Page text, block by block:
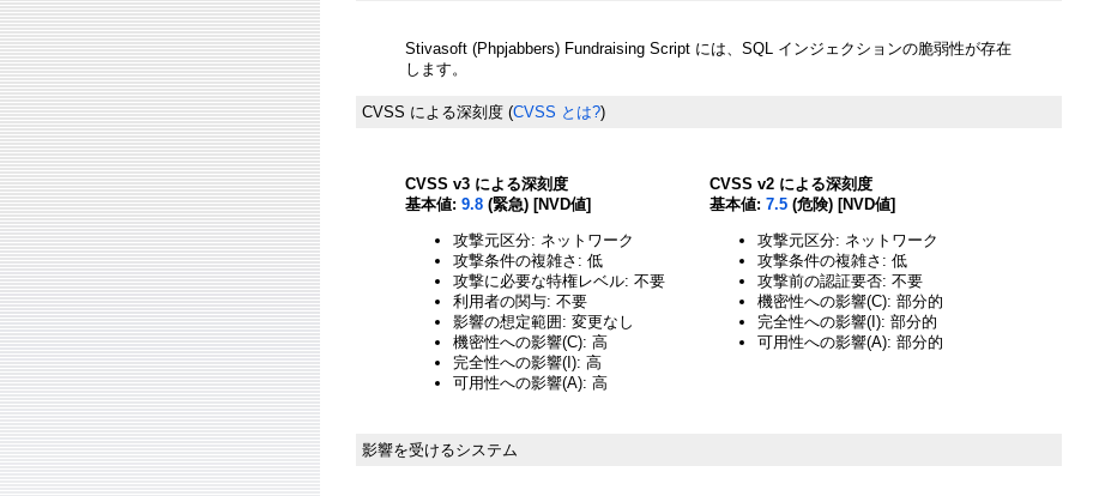
Stivasoft (Phpjabbers) Fundraising Script には、SQL インジェクションの脆弱性が存在
します。
CVSS による深刻度 (CVSS とは?)
CVSS v3 による深刻度
基本値: 9.8 (緊急) [NVD値]
攻撃元区分: ネットワーク
攻撃条件の複雑さ: 低
攻撃に必要な特権レベル: 不要
利用者の関与: 不要
影響の想定範囲: 変更なし
機密性への影響(C): 高
完全性への影響(I): 高
可用性への影響(A): 高
CVSS v2 による深刻度
基本値: 7.5(危険) [NVD値]
攻撃元区分: ネットワーク
攻撃条件の複雑さ: 低
攻撃前の認証要否: 不要
機密性への影響(C): 部分的
完全性への影響(I): 部分的
可用性への影響(A): 部分的
影響を受けるシステム